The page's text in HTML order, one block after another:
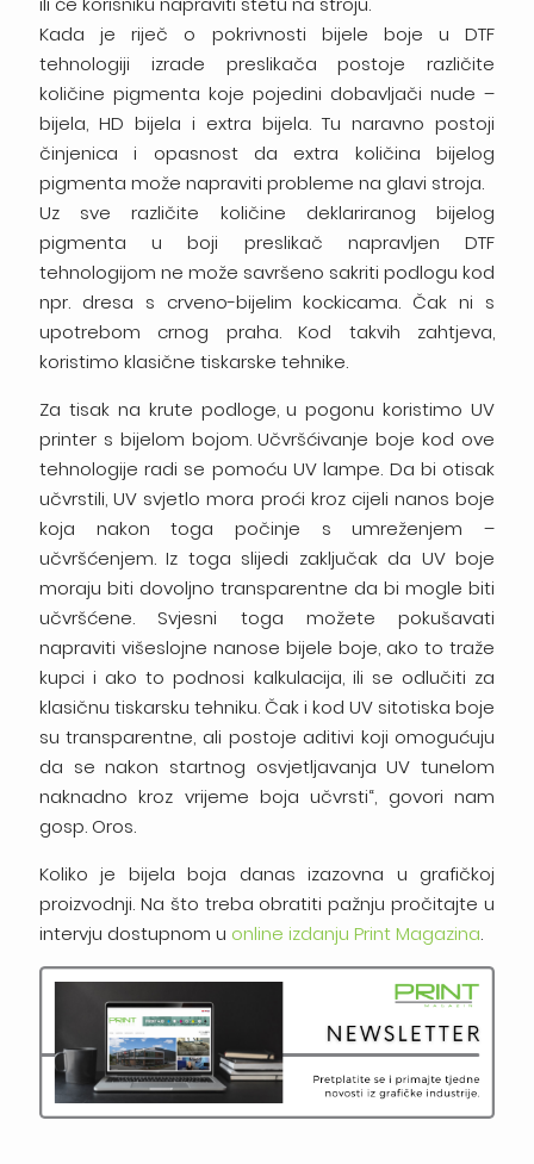
Kada je riječ o pokrivnosti bijele boje u DTF
tehnologiji izrade preslikača postoje različite
količine pigmenta koje pojedini dobavljači nude –
bijela, HD bijela i extra bijela. Tu naravno postoji
činjenica i opasnost da extra količina bijelog
pigmenta može napraviti probleme na glavi stroja.
Uz sve različite količine deklariranog bijelog
pigmenta u boji preslikač napravljen DTF
tehnologijom ne može savršeno sakriti podlogu kod
npr. dresa s crveno-bijelim kockicama. Čak ni s
upotrebom crnog praha. Kod takvih zahtjeva,
koristimo klasične tiskarske tehnike.
Za tisak na krute podloge, u pogonu koristimo UV
printer s bijelom bojom. Učvršćivanje boje kod ove
tehnologije radi se pomoću UV lampe. Da bi otisak
učvrstili, UV svjetlo mora proći kroz cijeli nanos boje
koja nakon toga počinje s umreženjem –
učvršćenjem. Iz toga slijedi zaključak da UV boje
moraju biti dovoljno transparentne da bi mogle biti
učvršćene. Svjesni toga možete pokušavati
napraviti višeslojne nanose bijele boje, ako to traže
kupci i ako to podnosi kalkulacija, ili se odlučiti za
klasičnu tiskarsku tehniku. Čak i kod UV sitotiska boje
su transparentne, ali postoje aditivi koji omogućuju
da se nakon startnog osvjetljavanja UV tunelom
naknadno kroz vrijeme boja učvrsti“, govori nam
gosp. Oros.
Koliko je bijela boja danas izazovna u grafičkoj
proizvodnji. Na što treba obratiti pažnju pročitajte u
intervju dostupnom u online izdanju Print Magazina.